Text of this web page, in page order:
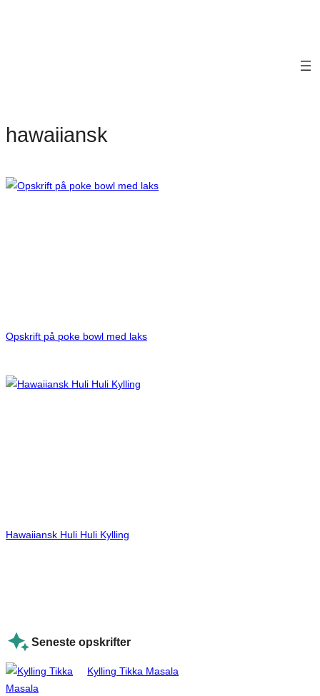
hawaiiansk
Opskrift på poke bowl med laks
Hawaiiansk Huli Huli Kylling
Seneste opskrifter
Kylling Tikka Masala